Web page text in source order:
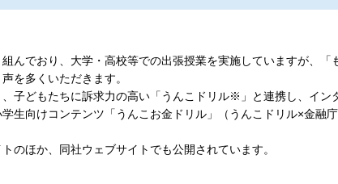
んでおり、大学・高校等での出張授業を実施していますが、「
を多くいただきます。
子どもたちに訴求力の高い「うんこドリル※」と連携し、イン
生向けコンテンツ「うんこお金ドリル」（うんこドリル×金融
のほか、同社ウェブサイトでも公開されています。